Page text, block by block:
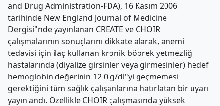
and Drug Administration-FDA), 16 Kasım 2006
tarihinde New England Journal of Medicine
Dergisi"nde yayınlanan CREATE ve CHOIR
çalışmalarının sonuçlarını dikkate alarak, anemi
tedavisi için ilaç kullanan kronik böbrek yetmezliği
hastalarında (diyalize girsinler veya girmesinler) hedef
hemoglobin değerinin 12.0 g/dl"yi geçmemesi
gerektiğini tüm sağlık çalışanlarına hatırlatan bir uyarı
yayınlandı. Özellikle CHOIR çalışmasında yüksek